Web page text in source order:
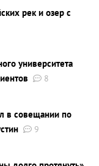
рек и озер с
университета
8
в совещании по
9